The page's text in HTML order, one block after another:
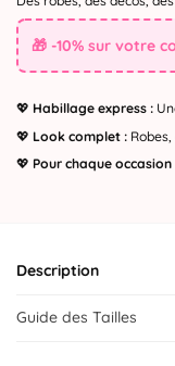
🎁 -10% sur votre
💖 Habillage express :
💖 Look complet :
💖 Pour chaque occasion
Description
Guide des Tailles